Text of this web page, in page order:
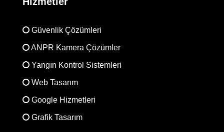
Güvenlik Çözümleri
ANPR Kamera Çözümler
Yangın Kontrol Sistemleri
Web Tasarım
Google Hizmetleri
Grafik Tasarım